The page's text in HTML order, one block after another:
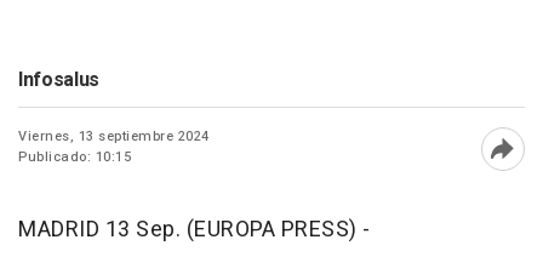
Infosalus
Viernes, 13 septiembre 2024
Publicado: 10:15
MADRID 13 Sep. (EUROPA PRESS) -